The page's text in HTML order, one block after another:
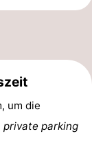
um die
private parking